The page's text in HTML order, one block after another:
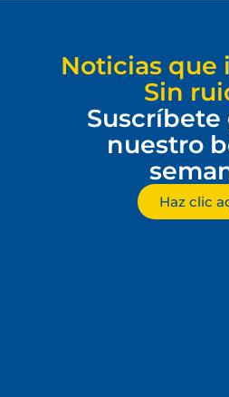
Noticias que
Sin
Suscríbete
nuestro
Haz clic